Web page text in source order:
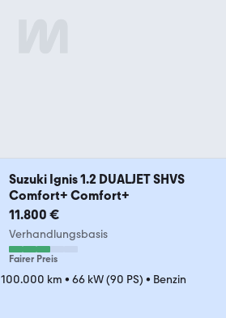
Suzuki Ignis 1.2 DUALJET SHVS
Comfort+ Comfort+
11.800 €
Verhandlungsbasis
Fairer Preis
100.000 km • 66 kW (90 PS) • Benzin